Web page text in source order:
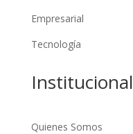
Empresarial
Tecnología
Institucional
Quienes Somos